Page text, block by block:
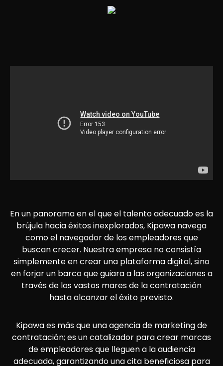
En un panorama en el que el talento adecuado es la
brújula hacia éxitos inexplorados, Kipawa navega
como el navegador de los empleadores que
buscan crecer. Nuestra empresa no consistía
simplemente en crear una plataforma digital, sino
en forjar un barco que guiara a las organizaciones a
través de los vastos mares de la contratación
hasta alcanzar el éxito previsto.
Kipawa es más que una agencia de marketing de
contratación; es un catalizador para crear marcas
de empleadores que lleguen a la audiencia
adecuada, garantizando una cita beneficiosa para